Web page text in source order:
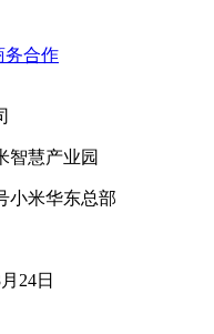
务合作
智慧产业园
小米华东总部
24日